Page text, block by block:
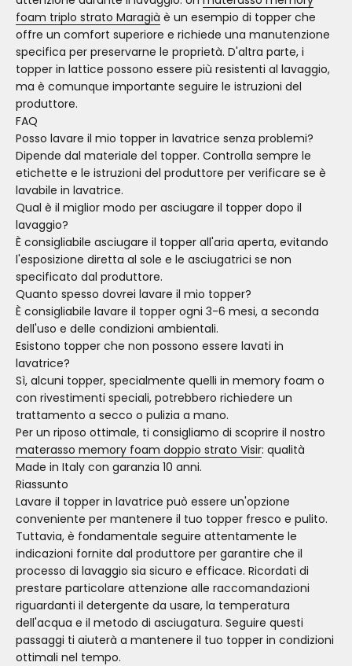
foam triplo strato Maragià è un esempio di topper che
offre un comfort superiore e richiede una manutenzione
specifica per preservarne le proprietà. D'altra parte, i
topper in lattice possono essere più resistenti al lavaggio,
ma è comunque importante seguire le istruzioni del
produttore.
FAQ
Posso lavare il mio topper in lavatrice senza problemi?
Dipende dal materiale del topper. Controlla sempre le
etichette e le istruzioni del produttore per verificare se è
lavabile in lavatrice.
Qual è il miglior modo per asciugare il topper dopo il
lavaggio?
È consigliabile asciugare il topper all'aria aperta, evitando
l'esposizione diretta al sole e le asciugatrici se non
specificato dal produttore.
Quanto spesso dovrei lavare il mio topper?
È consigliabile lavare il topper ogni 3-6 mesi, a seconda
dell'uso e delle condizioni ambientali.
Esistono topper che non possono essere lavati in
lavatrice?
Sì, alcuni topper, specialmente quelli in memory foam o
con rivestimenti speciali, potrebbero richiedere un
trattamento a secco o pulizia a mano.
Per un riposo ottimale, ti consigliamo di scoprire il nostro
materasso memory foam doppio strato Visir: qualità
Made in Italy con garanzia 10 anni.
Riassunto
Lavare il topper in lavatrice può essere un'opzione
conveniente per mantenere il tuo topper fresco e pulito.
Tuttavia, è fondamentale seguire attentamente le
indicazioni fornite dal produttore per garantire che il
processo di lavaggio sia sicuro e efficace. Ricordati di
prestare particolare attenzione alle raccomandazioni
riguardanti il detergente da usare, la temperatura
dell'acqua e il metodo di asciugatura. Seguire questi
passaggi ti aiuterà a mantenere il tuo topper in condizioni
ottimali nel tempo.